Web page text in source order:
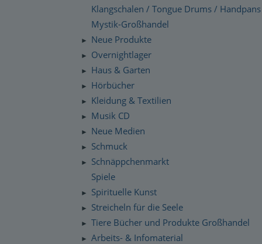
Klangschalen / Tongue Drums /
Mystik-Großhandel
► Neue Produkte
► Overnightlager
► Haus & Garten
► Hörbücher
► Kleidung & Textilien
► Musik CD
► Neue Medien
► Schmuck
►
Schnäppchenmarkt
Spiele
► Spirituelle Kunst
► Streicheln für die Seele
► Tiere Bücher und Produkte Großhandel
► Arbeits- & Infomaterial